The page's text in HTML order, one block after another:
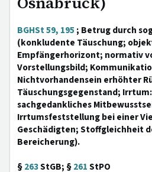
BGHSt 59, 195 ; Betrug durch
(konkludente Täuschung;
Empfängerhorizont; normativ
Vorstellungsbild;
Nichtvorhandensein erhöhter
Täuschungsgegenstand; Irrtum:
sachgedankliches
Irrtumsfeststellung bei einer
Geschädigten; Stoffgleichheit
Bereicherung).
§263StGB; §261StPO